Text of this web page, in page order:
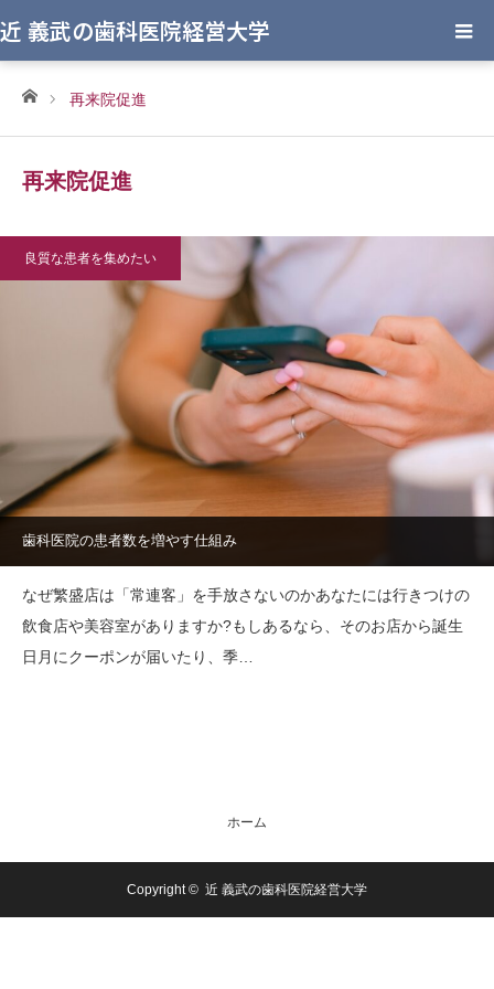
近 義武の歯科医院経営大学
ホーム再来院促進
再来院促進
良質な患者を集めたい
歯科医院の患者数を増やす仕組み
なぜ繁盛店は「常連客」を手放さないのかあなたには行きつけの
飲食店や美容室がありますか?もしあるなら、そのお店から誕生
日月にクーポンが届いたり、季…
ホーム
Copyright © 近 義武の歯科医院経営大学